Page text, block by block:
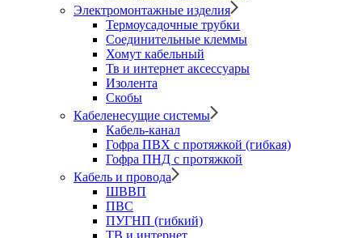
Электромонтажные изделия
Термоусадочные трубки
Соединительные клеммы
Хомут кабельный
Тв и интернет аксессуары
Изолента
Скобы
Кабеленесущие системы
Кабель-канал
Гофра ПВХ с протяжкой (гибкая)
Гофра ПНД с протяжкой
Кабель и провода
ШВВП
ПВС
ПУГНП (гибкий)
ТВ и интернет